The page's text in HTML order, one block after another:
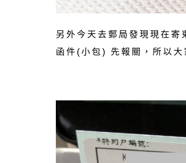
另外今天去郵局發現現在
函件(小包) 先報關，所以